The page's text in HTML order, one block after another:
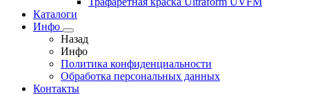
Каталоги
Инфо
Назад
Инфо
Политика конфиденциальности
Обработка персональных данных
Контакты